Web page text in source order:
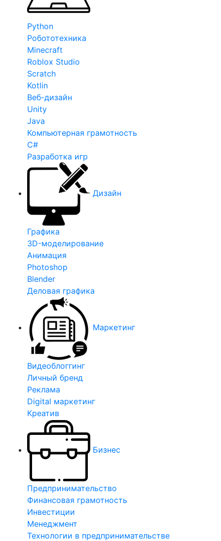
Python
Робототехника
Minecraft
Roblox Studio
Scratch
Kotlin
Веб-дизайн
Unity
Java
Компьютерная грамотность
C#
Разработка игр
Дизайн
Графика
3D-моделирование
Анимация
Photoshop
Blender
Деловая графика
Маркетинг
Видеоблоггинг
Личный бренд
Реклама
Digital маркетинг
Креатив
Бизнес
Предпринимательство
Финансовая грамотность
Инвестиции
Менеджмент
Технологии в предпринимательстве